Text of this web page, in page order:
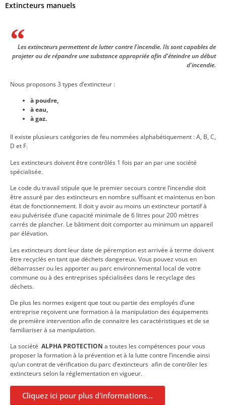
Extincteurs manuels
Nous proposons 3 types d’extincteur :
à poudre,
à eau,
à gaz.
Il existe plusieurs catégories de feu nommées alphabétiquement : A, B, C,
D et F.
Les extincteurs doivent être contrôlés 1 fois par an par une société
spécialisée.
Le code du travail stipule que le premier secours contre l’incendie doit
être assuré par des extincteurs en nombre suffisant et maintenus en bon
état de fonctionnement. Il doit y avoir au moins un extincteur portatif à
eau pulvérisée d’une capacité minimale de 6 litres pour 200 mètres
carrés de plancher. Le bâtiment doit comporter au minimum un appareil
par élévation.
Les extincteurs dont leur date de péremption est arrivée à terme doivent
être recyclés en tant que déchets dangereux. Vous pouvez vous en
débarrasser ou les apporter au parc environnemental local de votre
commune ou à des entreprises spécialisées dans le recyclage des
déchets.
De plus les normes exigent que tout ou partie des employés d’une
entreprise reçoivent une formation à la manipulation des équipements
de première intervention afin de connaitre les caractéristiques et de se
familiariser à sa manipulation.
La société ALPHA PROTECTION a toutes les compétences pour vous
proposer la formation à la prévention et à la lutte contre l’incendie ainsi
qu’un contrat de vérification du parc d’extincteurs afin de contrôler les
extincteurs selon la réglementation en vigueur.
Cliquez ici pour plus d'informations...
Les extincteurs permettent de lutter contre l'incendie. Ils sont capables de
projeter ou de répandre une substance appropriée afin d'éteindre un début
d'incendie.